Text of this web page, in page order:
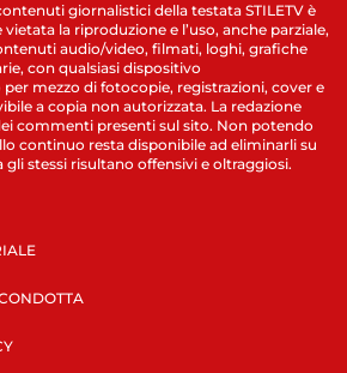
giornalistici della testata STILETV è
la riproduzione e l’uso, anche parziale,
audio/video, filmati, loghi, grafiche
con qualsiasi dispositivo
mezzo di fotocopie, registrazioni, cover e
a copia non autorizzata. La redazione
commenti presenti sul sito. Non potendo
continuo resta disponibile ad eliminarli su
gli stessi risultano offensivi e oltraggiosi.